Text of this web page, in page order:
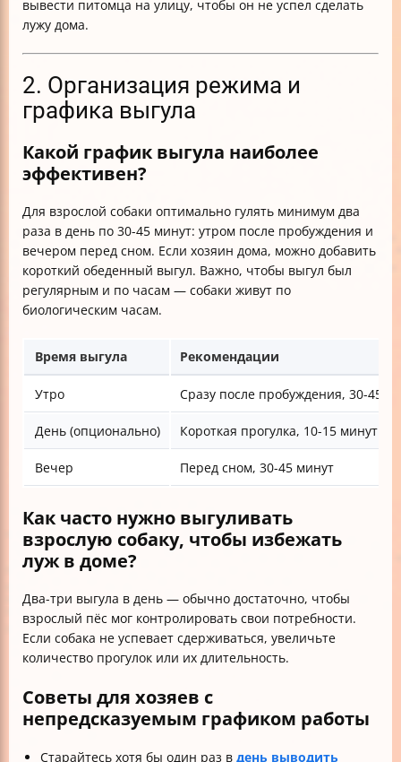
вывести питомца на улицу, чтобы он не успел сделать
лужу дома.
2. Организация режима и
графика выгула
Какой график выгула наиболее
эффективен?
Для взрослой собаки оптимально гулять минимум два
раза в день по 30-45 минут: утром после пробуждения и
вечером перед сном. Если хозяин дома, можно добавить
короткий обеденный выгул. Важно, чтобы выгул был
регулярным и по часам — собаки живут по
биологическим часам.
Время выгула Рекомендации
Утро Сразу после пробуждения, 30-45
День (опционально) Короткая прогулка, 10-15 минут
Вечер Перед сном, 30-45 минут
Как часто нужно выгуливать
взрослую собаку, чтобы избежать
луж в доме?
Два-три выгула в день — обычно достаточно, чтобы
взрослый пёс мог контролировать свои потребности.
Если собака не успевает сдерживаться, увеличьте
количество прогулок или их длительность.
Советы для хозяев с
непредсказуемым графиком работы
Старайтесь хотя бы один раз в день выводить